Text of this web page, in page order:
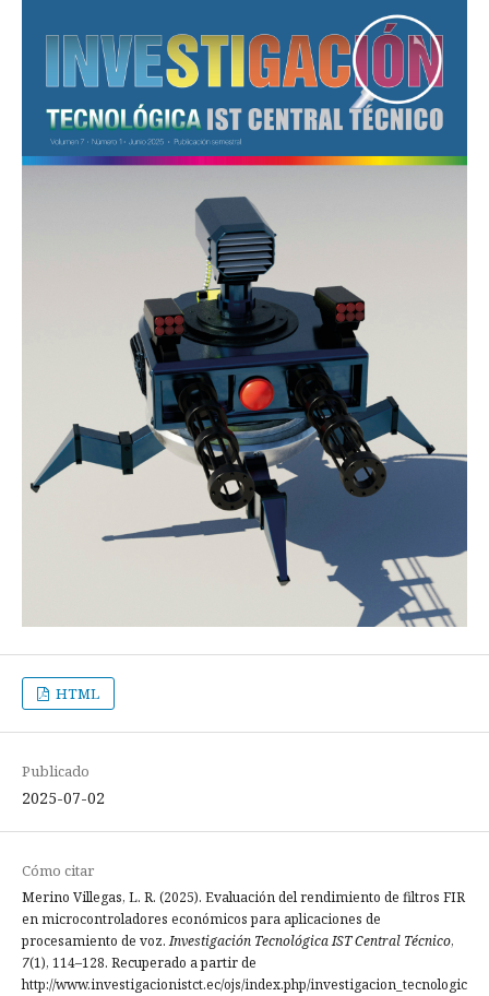
HTML
Publicado
2025-07-02
Cómo citar
Merino Villegas, L. R. (2025). Evaluación del rendimiento de filtros FIR
en microcontroladores económicos para aplicaciones de
procesamiento de voz.Investigación Tecnológica IST Central Técnico,
7(1), 114–128. Recuperado a partir de
http://www.investigacionistct.ec/ojs/index.php/investigacion_tecnologic